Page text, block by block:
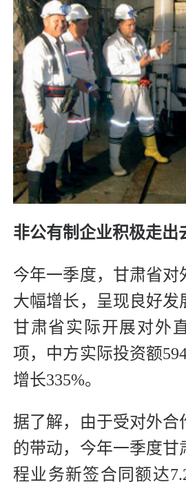
非公有制企业积极走出
今年一季度，甘肃省对
大幅增长，呈现良好发
甘肃省实际开展对外
项，中方实际投资额
增长335%。
据了解，由于受对外合
的带动，今年一季度甘
程业务新签合同额达